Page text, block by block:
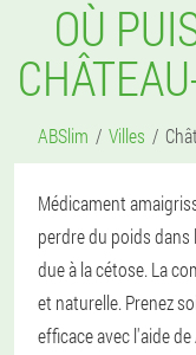
OÙ
ABSlim Villes
Médicament
perdre du poids dans
due à la cétose. La
et naturelle. Prenez
efficace avec l'aide